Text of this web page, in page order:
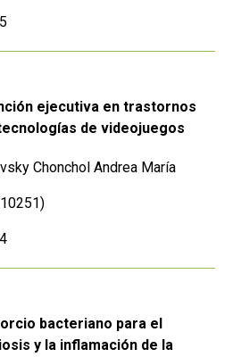
ejecutiva en trastornos
de videojuegos
Chonchol Andrea María
bacteriano para el
y la inflamación de la